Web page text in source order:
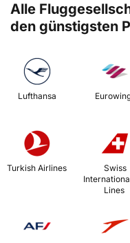
Alle
den günstigsten
Lufthansa
Turkish Airlines
Lines